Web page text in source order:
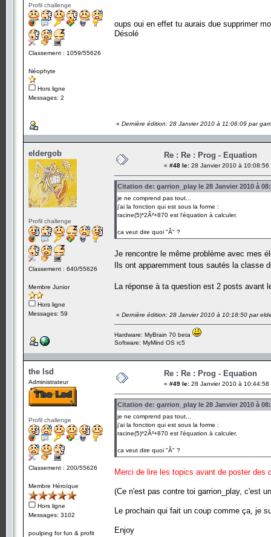
Profil challenge
Classement : 1059/55626
Néophyte
Hors ligne
Messages: 2
oups oui en effet tu aurais due supprimer
Désolé
« Dernière édition: 28 Janvier 2010 à 11:06:09 par
eldergob
Profil challenge
Classement : 640/55626
Membre Junior
Hors ligne
Messages: 59
Re : Re : Prog - Equation
« #48 le: 28 Janvier 2010 à 10:08:56
Citation de: garrion_play le 28 Janvier 2010 à
je ne comprend pas tout...
j'ai la fonction qui est sous la forme :
racine(5)*2Â²+870 est l'équation à calculer.
ca veut dire quoi "Â" ?
Je rencontre le même problème avec mes
Ils ont apparemment tous sautés la classe
La réponse à ta question est 2 posts
« Dernière édition: 28 Janvier 2010 à 10:18:50 par
Hardware: MyBrain 70 beta
Software: MyMind OS rc5
the lsd
Administrateur
Profil challenge
Classement : 200/55626
Membre Héroïque
Hors ligne
Messages: 3102
poulping for fun & profit
Re : Re : Prog - Equation
« #49 le: 28 Janvier 2010 à 10:44:58
Citation de: garrion_play le 28 Janvier 2010 à
je ne comprend pas tout...
j'ai la fonction qui est sous la forme :
racine(5)*2Â²+870 est l'équation à calculer.
ca veut dire quoi "Â" ?
Merci de lire les topics avant de poster
(Ce n'est pas contre toi garrion_play, c'est
Le prochain qui fait un coup comme ça, je
Enjoy